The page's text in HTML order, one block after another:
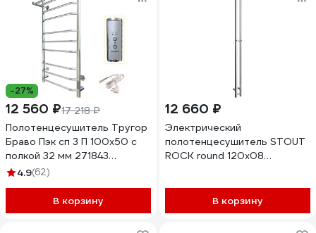
-27%
12 560 ₽17 218 ₽
Полотенцесушитель Тругор
Браво Пэк сп 3 П 100x50 с
полкой 32 мм 271843
00271843 00-00033504
4.9(62)
В корзину
12 660 ₽
Электрический
полотенцесушитель STOUT
ROCK round 120x08
RG0093DHUE9PS6
В корзину